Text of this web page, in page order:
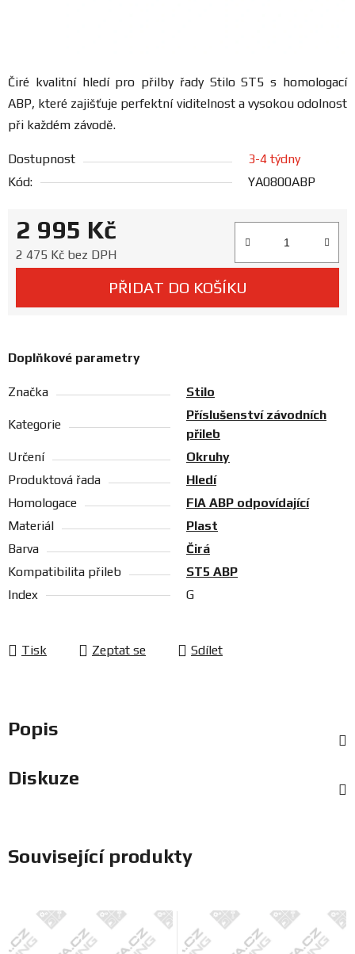
Blog
Ceníky
a
katalogy
Prodejny
Čiré kvalitní hledí pro přilby řady Stilo ST5 s homologací
ABP, které zajišťuje perfektní viditelnost a vysokou odolnost
při každém závodě.
Dostupnost
3-4 týdny
Kód:
YA0800ABP
2 995 Kč
2 475 Kč bez DPH
PŘIDAT DO KOŠÍKU
Doplňkové parametry
Značka Stilo
Kategorie
Příslušenství závodních
přileb
Určení
Okruhy
Produktová řada
Hledí
Homologace
FIA ABP odpovídající
Materiál
Plast
Barva
Čirá
Kompatibilita přileb
ST5 ABP
Index
G
Tisk Zeptat se Sdílet
Popis
Diskuze
Související produkty